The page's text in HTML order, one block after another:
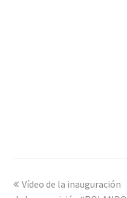
previous
Vídeo de la inauguración